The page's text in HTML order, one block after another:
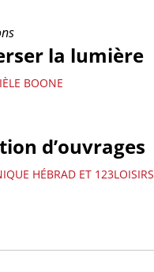
la lumière
BOONE
d’ouvrages
HÉBRAD ET 123LOISIRS